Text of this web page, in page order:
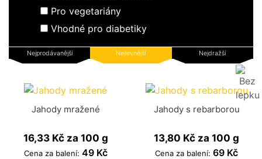
Pro vegetariány
Vhodné pro diabetiky
Nejprodávanější Nejlevnější Nejdražší
Jahody mražené
16,33 Kčza 100 g
Cena za balení: 49 Kč
Jahody s rebarborou
13,80 Kč za 100 g
Cena za balení: 69 Kč